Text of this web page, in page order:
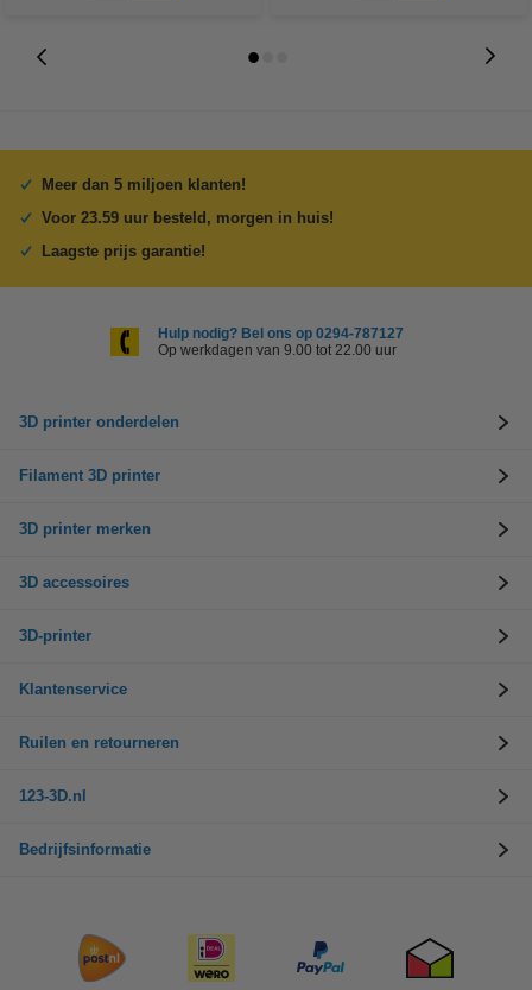
Meer dan 5 miljoen klanten!
Voor 23.59 uur besteld, morgen in huis!
Laagste prijs garantie!
Hulp nodig? Bel ons op 0294-787127
Op werkdagen van 9.00 tot 22.00 uur
3D printer onderdelen
Filament 3D printer
3D printer merken
3D accessoires
3D-printer
Klantenservice
Ruilen en retourneren
123-3D.nl
Bedrijfsinformatie